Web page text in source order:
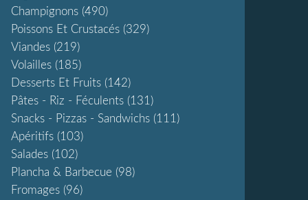
Champignons (490)
Poissons Et Crustacés (329)
Viandes (219)
Volailles (185)
Desserts Et Fruits (142)
Pâtes - Riz - Féculents (131)
Snacks - Pizzas - Sandwichs (111)
Apéritifs (103)
Salades (102)
Plancha & Barbecue (98)
Fromages (96)